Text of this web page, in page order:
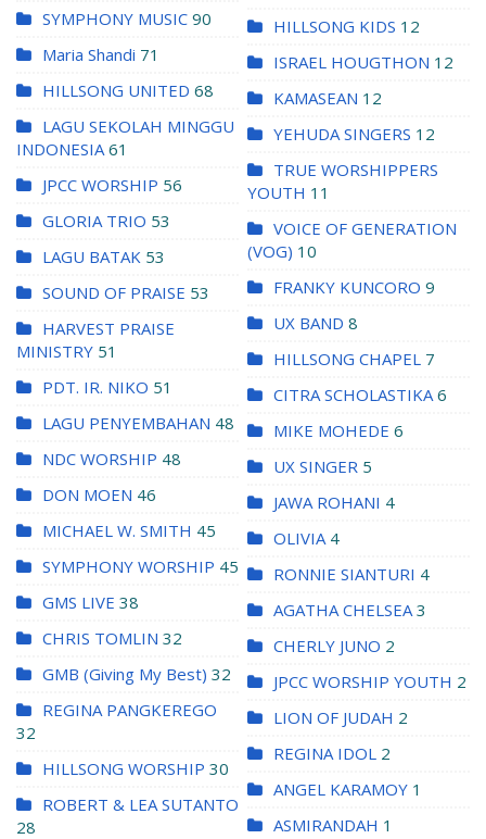
SYMPHONY MUSIC 90
Maria Shandi 71
HILLSONG UNITED 68
LAGU SEKOLAH MINGGU
INDONESIA 61
JPCC WORSHIP 56
GLORIA TRIO 53
LAGU BATAK 53
SOUND OF PRAISE 53
HARVEST PRAISE
MINISTRY 51
PDT. IR. NIKO 51
LAGU PENYEMBAHAN 48
NDC WORSHIP 48
DON MOEN 46
MICHAEL W. SMITH 45
SYMPHONY WORSHIP 45
GMS LIVE 38
CHRIS TOMLIN 32
GMB (Giving My Best) 32
REGINA PANGKEREGO
32
HILLSONG WORSHIP 30
ROBERT & LEA SUTANTO
28
HILLSONG KIDS 12
ISRAEL HOUGTHON 12
KAMASEAN 12
YEHUDA SINGERS 12
TRUE WORSHIPPERS
YOUTH 11
VOICE OF GENERATION
(VOG) 10
FRANKY KUNCORO 9
UX BAND 8
HILLSONG CHAPEL 7
CITRA SCHOLASTIKA 6
MIKE MOHEDE 6
UX SINGER 5
JAWA ROHANI 4
OLIVIA 4
RONNIE SIANTURI 4
AGATHA CHELSEA 3
CHERLY JUNO 2
JPCC WORSHIP YOUTH 2
LION OF JUDAH 2
REGINA IDOL 2
ANGEL KARAMOY 1
ASMIRANDAH 1